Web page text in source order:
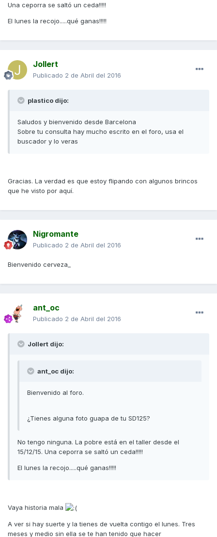
Una ceporra se saltó un ceda!!!!!
El lunes la recojo.....qué ganas!!!!!
Jollert
Publicado 2 de Abril del 2016
plastico dijo:
Saludos y bienvenido desde Barcelona
Sobre tu consulta hay mucho escrito en el foro, usa el
buscador y lo veras
Gracias. La verdad es que estoy flipando con algunos brincos
que he visto por aquí.
Nigromante
Publicado 2 de Abril del 2016
Bienvenido cerveza_
ant_oc
Publicado 2 de Abril del 2016
Jollert dijo:
ant_oc dijo:
Bienvenido al foro.
¿Tienes alguna foto guapa de tu SD125?
No tengo ninguna. La pobre está en el taller desde el
15/12/15. Una ceporra se saltó un ceda!!!!!
El lunes la recojo.....qué ganas!!!!!
Vaya historia mala
A ver si hay suerte y la tienes de vuelta contigo el lunes. Tres
meses y medio sin ella se te han tenido que hacer